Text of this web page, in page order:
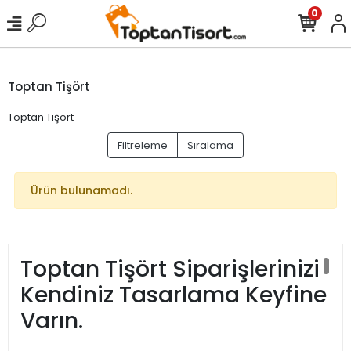
0
Toptan Tişört
Toptan Tişört
Filtreleme
Sıralama
Ürün bulunamadı.
Toptan Tişört Siparişlerinizi
Kendiniz Tasarlama Keyfine
Varın.